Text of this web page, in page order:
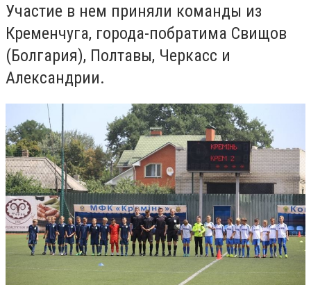
Участие в нем приняли команды из
Кременчуга, города-побратима Свищов
(Болгария), Полтавы, Черкасс и
Александрии.